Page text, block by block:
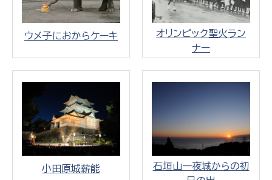
ウメ子におからケーキ
オリンピック聖火ラン
ナー
小田原城薪能
石垣山一夜城からの初